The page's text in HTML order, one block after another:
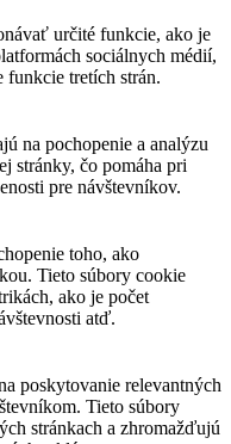
určité funkcie, ako je
sociálnych médií,
funkcie tretích strán.
na pochopenie a analýzu
stránky, čo pomáha pri
pre návštevníkov.
toho, ako
Tieto súbory cookie
ako je počet
atď.
poskytovanie relevantných
Tieto súbory
stránkach a zhromažďujú